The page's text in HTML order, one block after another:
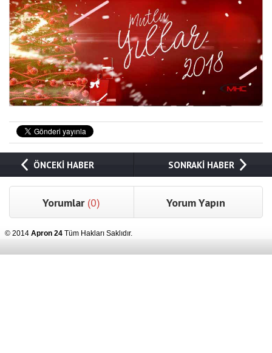
ÖNCEKİ HABER SONRAKİ HABER
Yorumlar (0) Yorum Yapın
© 2014 Apron 24 Tüm Hakları Saklıdır.